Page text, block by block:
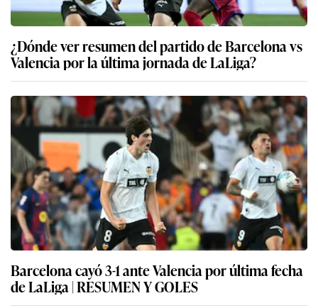
¿Dónde ver resumen del partido de Barcelona vs
Valencia por la última jornada de LaLiga?
Barcelona cayó 3-1 ante Valencia por última fecha
de LaLiga | RESUMEN Y GOLES